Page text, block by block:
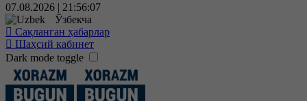
07.08.2026 | 21:56:08
Ўзбекча
Сақланган ҳабарлар
Шаҳсий кабинет
Dark mode toggle